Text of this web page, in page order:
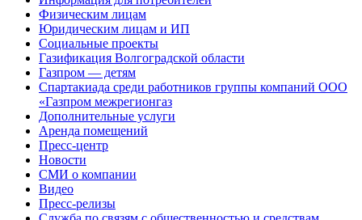
Физическим лицам
Юридическим лицам и ИП
Социальные проекты
Газификация Волгоградской области
Газпром — детям
Спартакиада среди работников группы компаний ООО
«Газпром межрегионгаз
Дополнительные услуги
Аренда помещений
Пресс-центр
Новости
СМИ о компании
Видео
Пресс-релизы